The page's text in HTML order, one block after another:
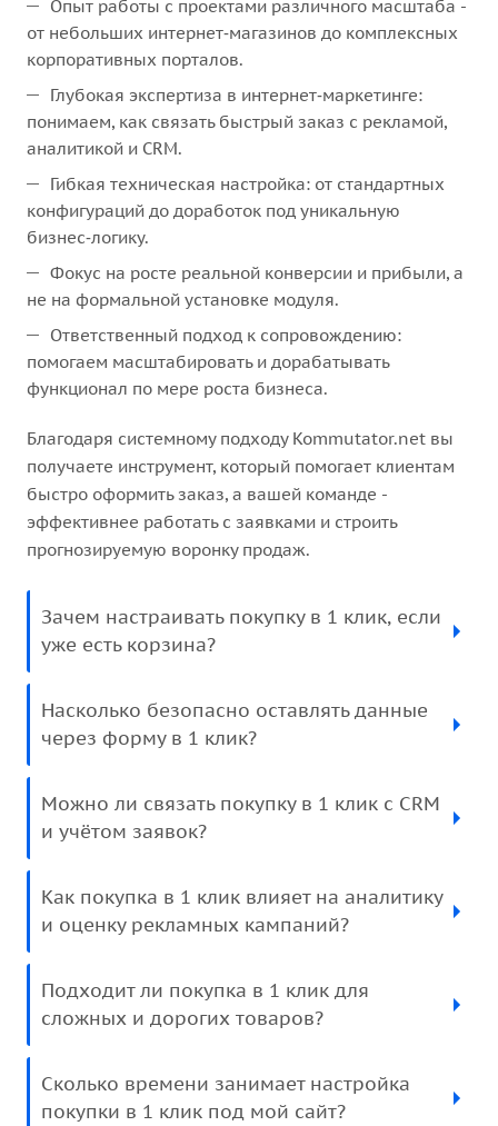
Опыт работы с проектами различного масштаба -
от небольших интернет‑магазинов до комплексных
корпоративных порталов.
Глубокая экспертиза в интернет‑маркетинге:
понимаем, как связать быстрый заказ с рекламой,
аналитикой и CRM.
Гибкая техническая настройка: от стандартных
конфигураций до доработок под уникальную
бизнес‑логику.
Фокус на росте реальной конверсии и прибыли, а
не на формальной установке модуля.
Ответственный подход к сопровождению:
помогаем масштабировать и дорабатывать
функционал по мере роста бизнеса.
Благодаря системному подходу Kommutator.net вы
получаете инструмент, который помогает клиентам
быстро оформить заказ, а вашей команде -
эффективнее работать с заявками и строить
прогнозируемую воронку продаж.
Зачем настраивать покупку в 1 клик, если
уже есть корзина?
Насколько безопасно оставлять данные
через форму в 1 клик?
Можно ли связать покупку в 1 клик с CRM
и учётом заявок?
Как покупка в 1 клик влияет на аналитику
и оценку рекламных кампаний?
Подходит ли покупка в 1 клик для
сложных и дорогих товаров?
Сколько времени занимает настройка
покупки в 1 клик под мой сайт?